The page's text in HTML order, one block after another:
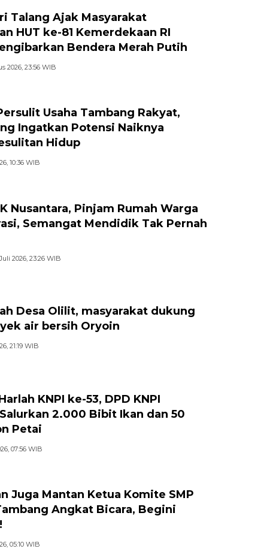
Talang Ajak Masyarakat
HUT ke-81 Kemerdekaan RI
Bendera Merah Putih
2026, 23:56 WIB
Usaha Tambang Rakyat,
Ingatkan Potensi Naiknya
Hidup
10:36 WIB
Nusantara, Pinjam Rumah Warga
Semangat Mendidik Tak Pernah
2026, 23:26 WIB
Desa Olilit, masyarakat dukung
air bersih Oryoin
21:19 WIB
KNPI ke-53, DPD KNPI
2.000 Bibit Ikan dan 50
Petai
07:56 WIB
Juga Mantan Ketua Komite SMP
Angkat Bicara, Begini
05:10 WIB